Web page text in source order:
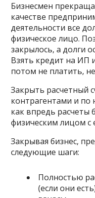
Бизнесмен
качестве
деятельности все
физическое лицо.
закрылось, а долги
Взять кредит на ИП
потом не платить,
Закрыть расчетный
контрагентами и
как впредь расчеты
физическим лицом с
Закрывая бизнес,
следующие шаги:
Полностью
(если они